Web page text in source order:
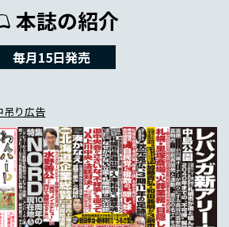
本誌の紹介
毎月15日発売
吊り広告